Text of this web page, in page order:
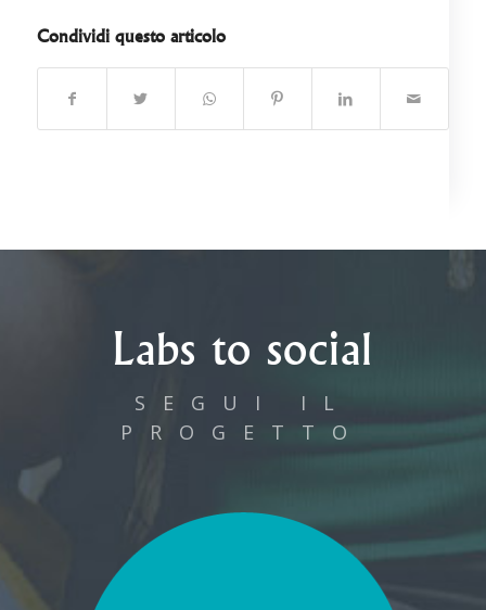
Condividi questo articolo
Labs to social
SEGUI IL
PROGETTO